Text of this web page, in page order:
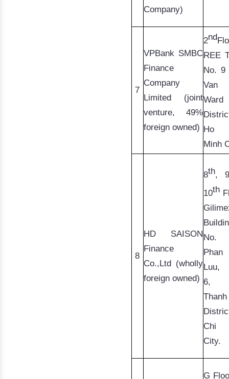
Company)
7
VPBank SMBC
Finance
Company
Limited (joint
venture, 49%
foreign owned)
2nd
REE
No. 9
Van
Ho
Minh
8
HD SAISON
Finance
Co.,Ltd (wholly
foreign owned)
8th, 9
10th
Phan
Luu,
Thanh
Chi
City.
G